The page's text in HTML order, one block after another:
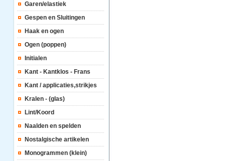
Garen/elastiek
Gespen en Sluitingen
Haak en ogen
Ogen (poppen)
Initialen
Kant - Kantklos - Frans
Kant / applicaties,strikjes
Kralen - (glas)
Lint/Koord
Naalden en spelden
Nostalgische artikelen
Monogrammen (klein)